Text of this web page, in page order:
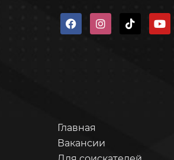
Главная
Вакансии